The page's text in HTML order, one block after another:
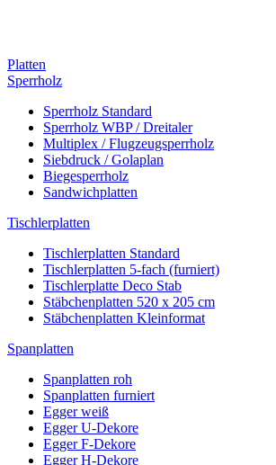
Platten
Sperrholz
Sperrholz Standard
Sperrholz WBP / Dreitaler
Multiplex / Flugzeugsperrholz
Siebdruck / Golaplan
Biegesperrholz
Sandwichplatten
Tischlerplatten
Tischlerplatten Standard
Tischlerplatten 5-fach (furniert)
Tischlerplatte Deco Stab
Stäbchenplatten 520 x 205 cm
Stäbchenplatten Kleinformat
Spanplatten
Spanplatten roh
Spanplatten furniert
Egger weiß
Egger U-Dekore
Egger F-Dekore
Egger H-Dekore